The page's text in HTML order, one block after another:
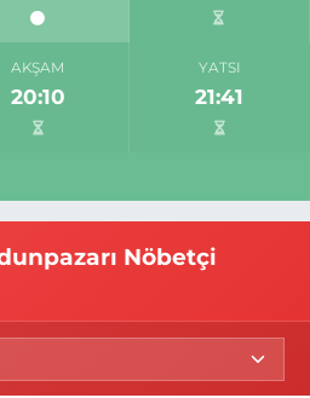
AKŞAM
20:10
YATSI
21:41
Nöbetçi